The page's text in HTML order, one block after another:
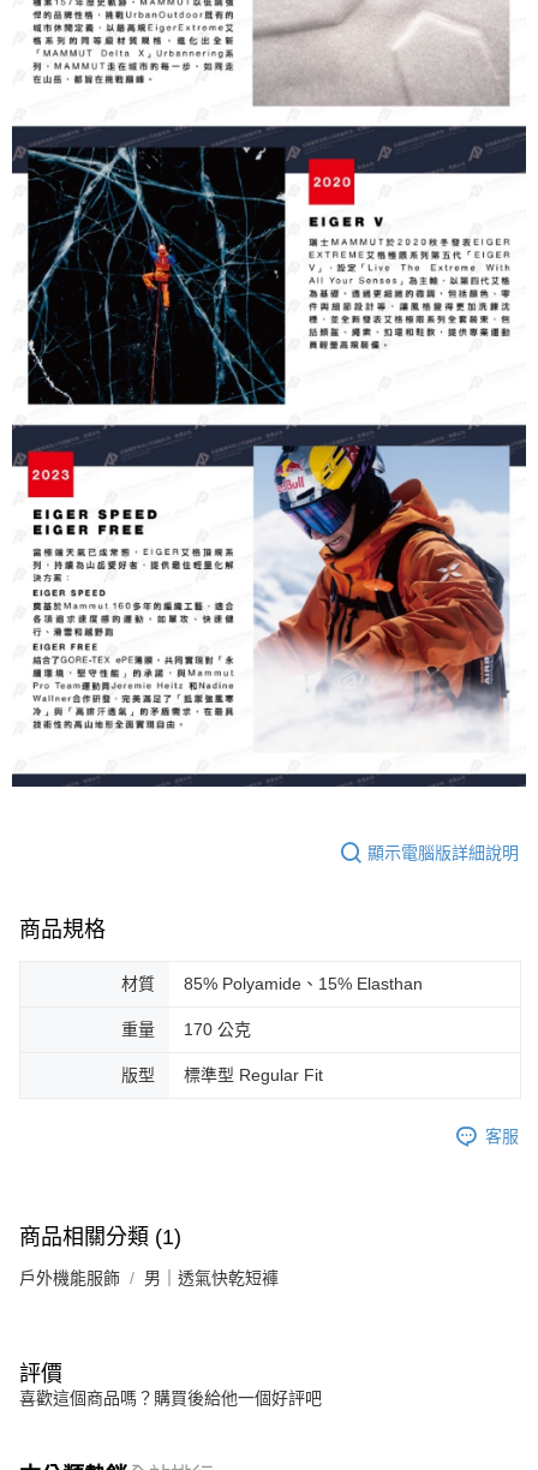
顯示電腦版詳細說明
商品規格
材質 85% Polyamide、15% Elasthan
重量 170 公克
版型 標準型 Regular Fit
客服
商品相關分類 (1)
戶外機能服飾 男｜透氣快乾短褲
評價
喜歡這個商品嗎？購買後給他一個好評吧